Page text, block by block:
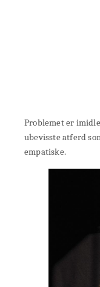
Problemet er
ubevisste atferd
empatiske.